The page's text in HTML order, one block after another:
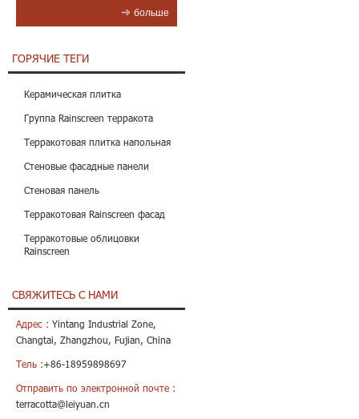
больше
ГОРЯЧИЕ ТЕГИ
Керамическая плитка
Группа Rainscreen терракота
Терракотовая плитка напольная
Стеновые фасадные панели
Стеновая панель
Терракотовая Rainscreen фасад
Терракотовые облицовки
Rainscreen
СВЯЖИТЕСЬ С НАМИ
Адрес : Yintang Industrial Zone,
Changtai, Zhangzhou, Fujian, China
Тель :+86-18959898697
Отправить по электронной почте :
terracotta@leiyuan.cn